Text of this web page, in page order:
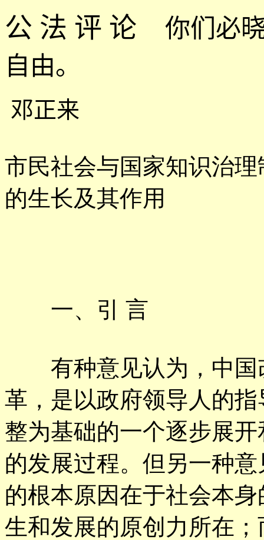
公 法 评 论
你们必
自由。
邓正来
市民社会与国家知识治
的生长及其作用
一、引 言
有种意见认为，中国
革，是以政府领导人的
整为基础的一个逐步展
的发展过程。但另一种
的根本原因在于社会本
生和发展的原创力所在